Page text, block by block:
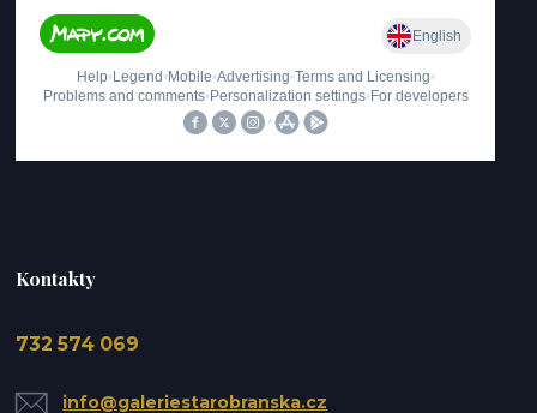
Kontakty
732 574 069
info@galeriestarobranska.cz